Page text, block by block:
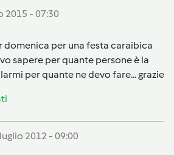
2015 - 07:30
domenica per una festa caraibica
sapere per quante persone è la
per quante ne devo fare... grazie
2012 - 09:00